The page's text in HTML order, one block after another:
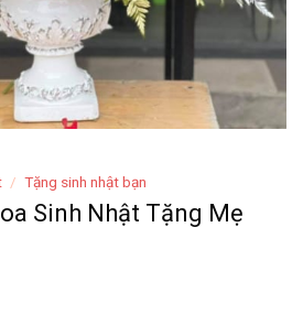
/ Tặng sinh nhật bạn
Sinh Nhật Tặng Mẹ